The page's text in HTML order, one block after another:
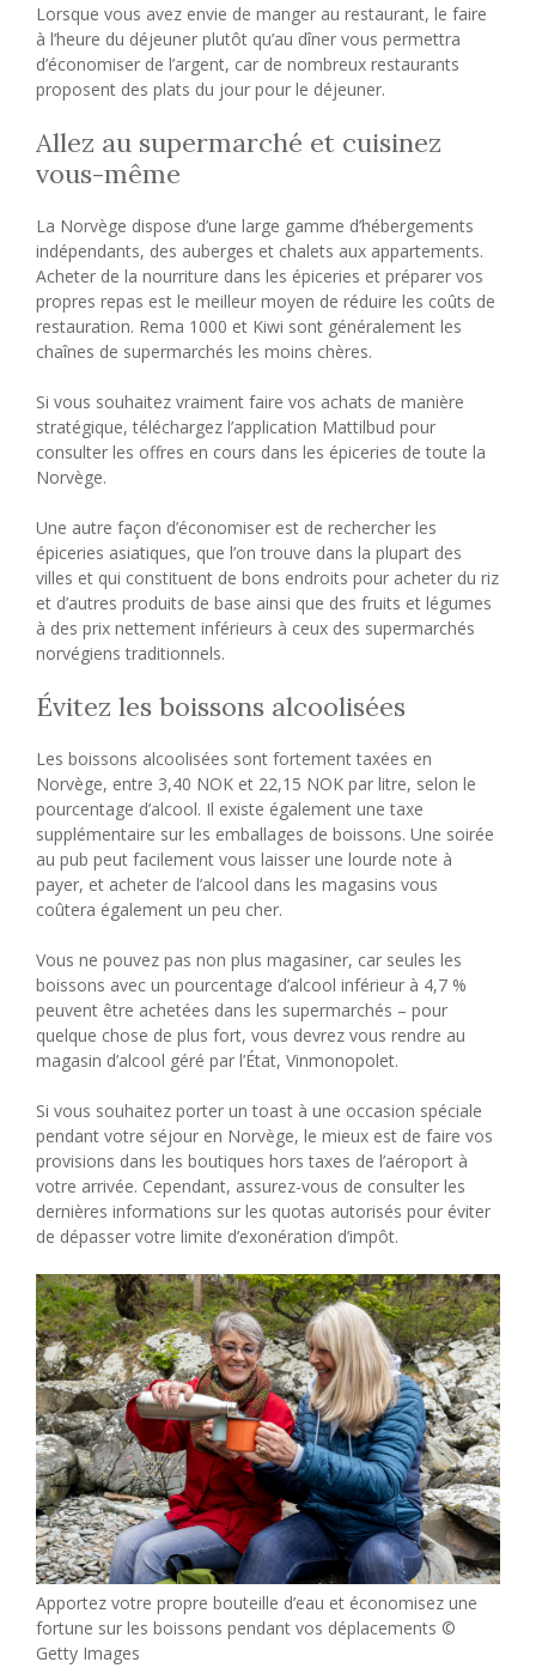
Lorsque vous avez envie de manger au restaurant, le faire
à l’heure du déjeuner plutôt qu’au dîner vous permettra
d’économiser de l’argent, car de nombreux restaurants
proposent des plats du jour pour le déjeuner.
Allez au supermarché et cuisinez
vous-même
La Norvège dispose d’une large gamme d’hébergements
indépendants, des auberges et chalets aux appartements.
Acheter de la nourriture dans les épiceries et préparer vos
propres repas est le meilleur moyen de réduire les coûts de
restauration. Rema 1000 et Kiwi sont généralement les
chaînes de supermarchés les moins chères.
Si vous souhaitez vraiment faire vos achats de manière
stratégique, téléchargez l’application Mattilbud pour
consulter les offres en cours dans les épiceries de toute la
Norvège.
Une autre façon d’économiser est de rechercher les
épiceries asiatiques, que l’on trouve dans la plupart des
villes et qui constituent de bons endroits pour acheter du riz
et d’autres produits de base ainsi que des fruits et légumes
à des prix nettement inférieurs à ceux des supermarchés
norvégiens traditionnels.
Évitez les boissons alcoolisées
Les boissons alcoolisées sont fortement taxées en
Norvège, entre 3,40 NOK et 22,15 NOK par litre, selon le
pourcentage d’alcool. Il existe également une taxe
supplémentaire sur les emballages de boissons. Une soirée
au pub peut facilement vous laisser une lourde note à
payer, et acheter de l’alcool dans les magasins vous
coûtera également un peu cher.
Vous ne pouvez pas non plus magasiner, car seules les
boissons avec un pourcentage d’alcool inférieur à 4,7 %
peuvent être achetées dans les supermarchés – pour
quelque chose de plus fort, vous devrez vous rendre au
magasin d’alcool géré par l’État, Vinmonopolet.
Si vous souhaitez porter un toast à une occasion spéciale
pendant votre séjour en Norvège, le mieux est de faire vos
provisions dans les boutiques hors taxes de l’aéroport à
votre arrivée. Cependant, assurez-vous de consulter les
dernières informations sur les quotas autorisés pour éviter
de dépasser votre limite d’exonération d’impôt.
Apportez votre propre bouteille d’eau et économisez une
fortune sur les boissons pendant vos déplacements ©
Getty Images